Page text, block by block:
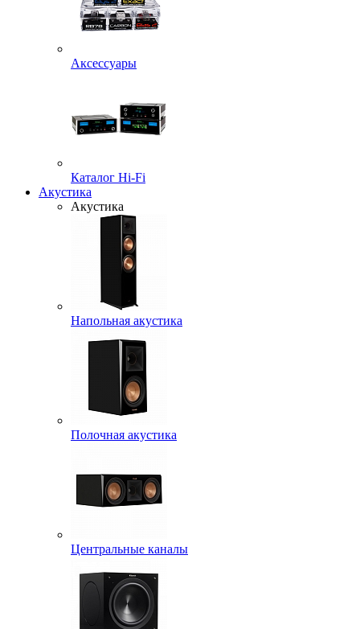
Аксессуары
Каталог Hi-Fi
Акустика
Акустика
Напольная акустика
Полочная акустика
Центральные каналы